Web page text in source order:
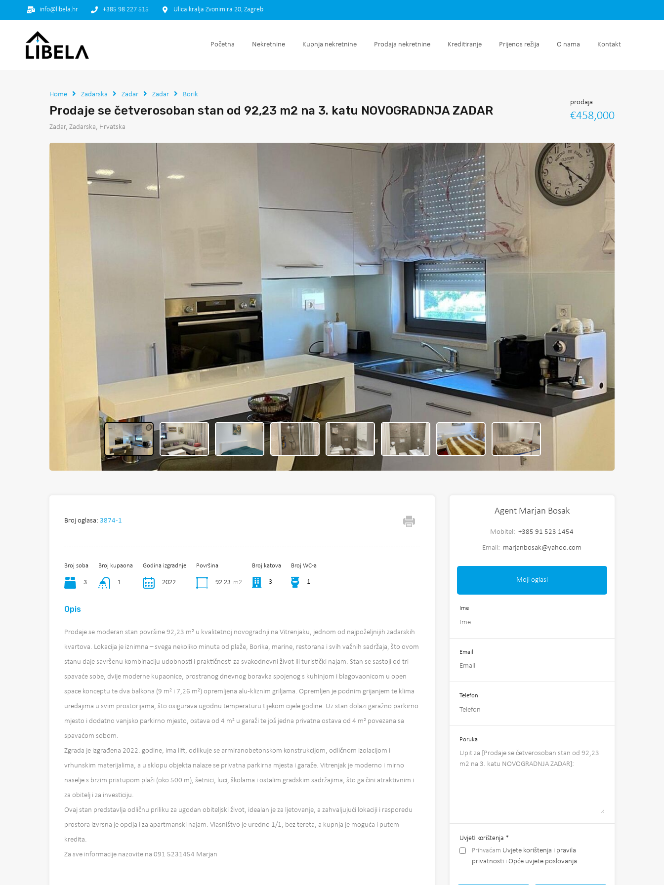
Početna Nekretnine Kupnja nekretnine Prodaja nekretnine Kreditiranje Prijenos režija O nama Kontakt
info@libela.hr +385 98 227 515 Ulica kralja Zvonimira 20, Zagreb
Početna Nekretnine Kupnja nekretnine Prodaja nekretnine Kreditiranje Prijenos režija O nama Kontakt
Home Zadarska Zadar Zadar Borik
Prodaje se četverosoban stan od 92,23 m2 na 3. katu NOVOGRADNJA ZADAR
Zadar, Zadarska, Hrvatska
prodaja
€458,000
Broj oglasa: 3874-1
Broj soba
3
Broj kupaona
1
Godina izgradnje
2022
Površina
92.23 m2
Broj katova
3
Broj WC-a
1
Opis
Prodaje se moderan stan površine 92,23 m² u kvalitetnoj novogradnji na Vitrenjaku, jednom od najpoželjnijih zadarskih
kvartova. Lokacija je iznimna – svega nekoliko minuta od plaže, Borika, marine, restorana i svih važnih sadržaja, što ovom
stanu daje savršenu kombinaciju udobnosti i praktičnosti za svakodnevni život ili turistički najam. Stan se sastoji od tri
spavaće sobe, dvije moderne kupaonice, prostranog dnevnog boravka spojenog s kuhinjom i blagovaonicom u open
space konceptu te dva balkona (9 m² i 7,26 m²) opremljena alu-kliznim griljama. Opremljen je podnim grijanjem te klima
uređajima u svim prostorijama, što osigurava ugodnu temperaturu tijekom cijele godine. Uz stan dolazi garažno parkirno
mjesto i dodatno vanjsko parkirno mjesto, ostava od 4 m² u garaži te još jedna privatna ostava od 4 m² povezana sa
spavaćom sobom.
Zgrada je izgrađena 2022. godine, ima lift, odlikuje se armiranobetonskom konstrukcijom, odličnom izolacijom i
vrhunskim materijalima, a u sklopu objekta nalaze se privatna parkirna mjesta i garaže. Vitrenjak je moderno i mirno
naselje s brzim pristupom plaži (oko 500 m), šetnici, luci, školama i ostalim gradskim sadržajima, što ga čini atraktivnim i
za obitelj i za investiciju.
Ovaj stan predstavlja odličnu priliku za ugodan obiteljski život, idealan je za ljetovanje, a zahvaljujući lokaciji i rasporedu
prostora izvrsna je opcija i za apartmanski najam. Vlasništvo je uredno 1/1, bez tereta, a kupnja je moguća i putem
kredita.
Za sve informacije nazovite na 091 5231454 Marjan
Agent Marjan Bosak
Mobitel: +385 91 523 1454
Email: marjanbosak@yahoo.com
Moji oglasi
Ime
Email
Telefon
Poruka
Uvjeti korištenja *
Prihvaćam Uvjete korištenja i pravila
privatnosti i Opće uvjete poslovanja.